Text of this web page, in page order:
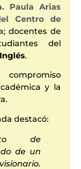
Paula Arias
Centro de
; docentes de
del
Inglés.
y la
destacó:
de
de un